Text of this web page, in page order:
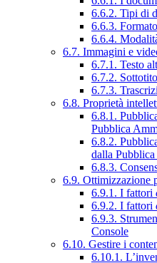
6.6.2. Tipi di
6.6.3.
6.6.4.
6.7. Immagini e
6.7.1. Testo
6.7.2.
6.7.3.
6.8. Proprietà
6.8.1.
Pubblica
6.8.2.
dalla
6.8.3.
6.9. Ottimizzazione
6.9.1. I fattori
6.9.2. I fattori
6.9.3.
Console
6.10. Gestire i
6.10.1.